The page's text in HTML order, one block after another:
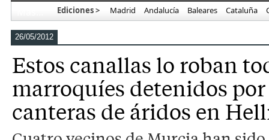
Ediciones > Madrid Andalucía Baleares Cataluña
26/05/2012
Estos canallas lo roban
marroquíes detenidos
canteras de áridos en